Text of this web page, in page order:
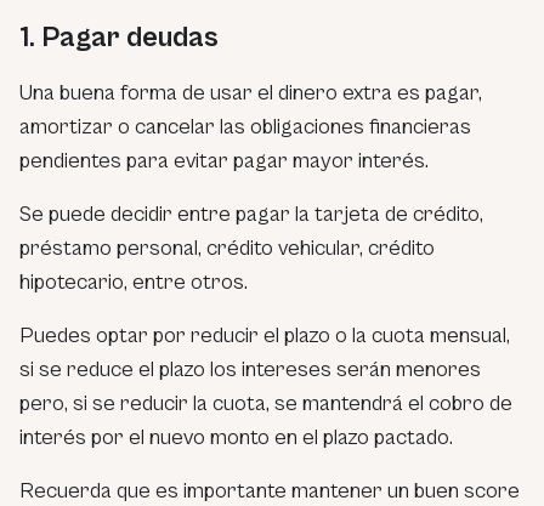
1. Pagar deudas
Una buena forma de usar el dinero extra es pagar,
amortizar o cancelar las obligaciones financieras
pendientes para evitar pagar mayor interés.
Se puede decidir entre pagar la tarjeta de crédito,
préstamo personal, crédito vehicular, crédito
hipotecario, entre otros.
Puedes optar por reducir el plazo o la cuota mensual,
si se reduce el plazo los intereses serán menores
pero, si se reducir la cuota, se mantendrá el cobro de
interés por el nuevo monto en el plazo pactado.
Recuerda que es importante mantener un buen score